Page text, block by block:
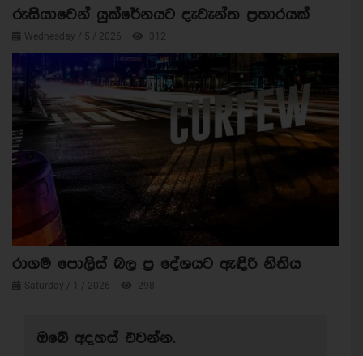
රුසියාවෙන් යුක්රේනයට දැවැන්ත ප්‍රහාරයක්
Wednesday / 5 / 2026 312
රාගම පොලිස් බල ප්‍ර දේශයට ඇඳිරි නිතිය
Saturday / 1 / 2026 298
ඔබේ අදහස් එවන්න.